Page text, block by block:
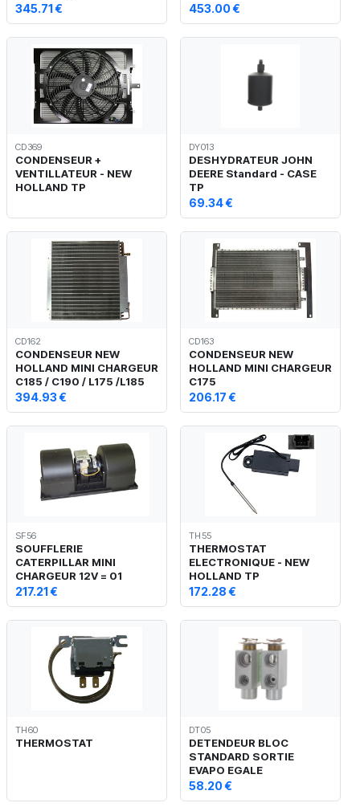
345.71 € 453.00 €
CD369
CONDENSEUR +
VENTILLATEUR - NEW
HOLLAND TP
DY013
DESHYDRATEUR JOHN
DEERE Standard - CASE
TP
69.34 €
CD162
CONDENSEUR NEW
HOLLAND MINI CHARGEUR
C185 / C190 / L175 /L185
394.93 €
CD163
CONDENSEUR NEW
HOLLAND MINI CHARGEUR
C175
206.17 €
SF56
SOUFFLERIE
CATERPILLAR MINI
CHARGEUR 12V = 01
217.21 €
TH55
THERMOSTAT
ELECTRONIQUE - NEW
HOLLAND TP
172.28 €
TH60
THERMOSTAT
DT05
DETENDEUR BLOC
STANDARD SORTIE
EVAPO EGALE
58.20 €